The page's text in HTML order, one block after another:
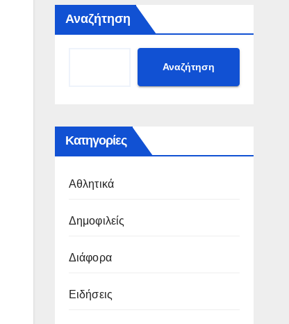
Αναζήτηση
Αναζήτηση
Κατηγορίες
Αθλητικά
Δημοφιλείς
Διάφορα
Ειδήσεις